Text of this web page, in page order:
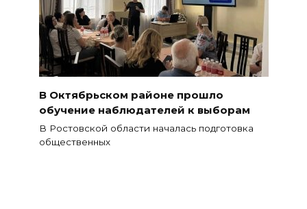
В Октябрьском районе прошло
обучение наблюдателей к выборам
В Ростовской области началась подготовка
общественных